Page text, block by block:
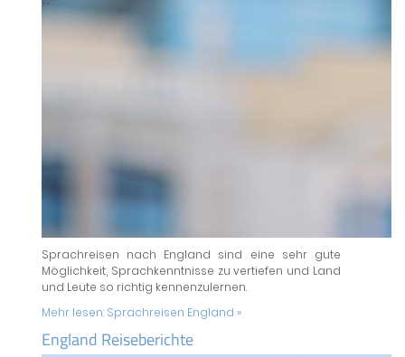
Sprachreisen nach England sind eine sehr gute
Möglichkeit, Sprachkenntnisse zu vertiefen und Land
und Leute so richtig kennenzulernen.
Mehr lesen: Sprachreisen England »
England Reiseberichte